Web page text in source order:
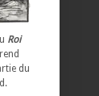
Roi
du